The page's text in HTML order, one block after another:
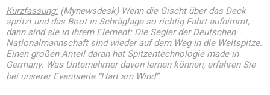
Kurzfassung:(Mynewsdesk) Wenn die Gischt über das Deck
spritzt und das Boot in Schräglage so richtig Fahrt aufnimmt,
dann sind sie in ihrem Element: Die Segler der Deutschen
Nationalmannschaft sind wieder auf dem Weg in die Weltspitze.
Einen großen Anteil daran hat Spitzentechnologie made in
Germany. Was Unternehmer davon lernen können, erfahren Sie
bei unserer Eventserie “Hart am Wind”.